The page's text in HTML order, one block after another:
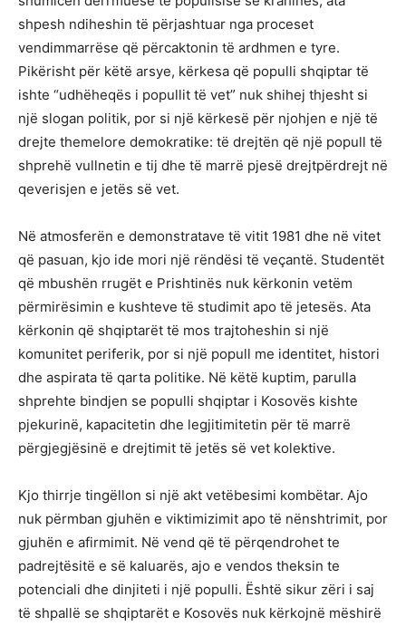
shpesh ndiheshin të përjashtuar nga proceset
vendimmarrëse që përcaktonin të ardhmen e tyre.
Pikërisht për këtë arsye, kërkesa që populli shqiptar të
ishte “udhëheqës i popullit të vet” nuk shihej thjesht si
një slogan politik, por si një kërkesë për njohjen e një të
drejte themelore demokratike: të drejtën që një popull të
shprehë vullnetin e tij dhe të marrë pjesë drejtpërdrejt në
qeverisjen e jetës së vet.
Në atmosferën e demonstratave të vitit 1981 dhe në vitet
që pasuan, kjo ide mori një rëndësi të veçantë. Studentët
që mbushën rrugët e Prishtinës nuk kërkonin vetëm
përmirësimin e kushteve të studimit apo të jetesës. Ata
kërkonin që shqiptarët të mos trajtoheshin si një
komunitet periferik, por si një popull me identitet, histori
dhe aspirata të qarta politike. Në këtë kuptim, parulla
shprehte bindjen se populli shqiptar i Kosovës kishte
pjekurinë, kapacitetin dhe legjitimitetin për të marrë
përgjegjësinë e drejtimit të jetës së vet kolektive.
Kjo thirrje tingëllon si një akt vetëbesimi kombëtar. Ajo
nuk përmban gjuhën e viktimizimit apo të nënshtrimit, por
gjuhën e afirmimit. Në vend që të përqendrohet te
padrejtësitë e së kaluarës, ajo e vendos theksin te
potenciali dhe dinjiteti i një populli. Është sikur zëri i saj
të shpallë se shqiptarët e Kosovës nuk kërkojnë mëshirë